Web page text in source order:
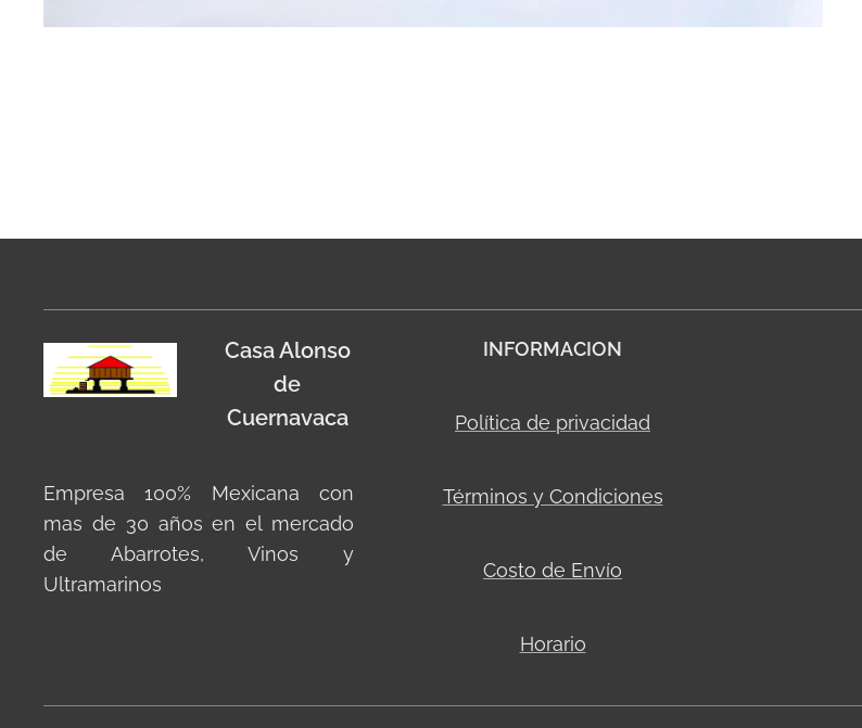
Casa Alonso
de
Cuernavaca
Empresa 100% Mexicana con
mas de 30 años en el mercado
de Abarrotes, Vinos y
Ultramarinos
INFORMACION
Política de privacidad
Términos y Condiciones
Costo de Envío
Horario